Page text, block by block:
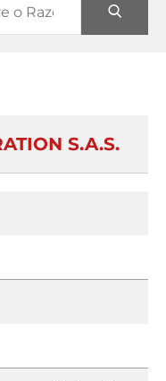
S.A.S.